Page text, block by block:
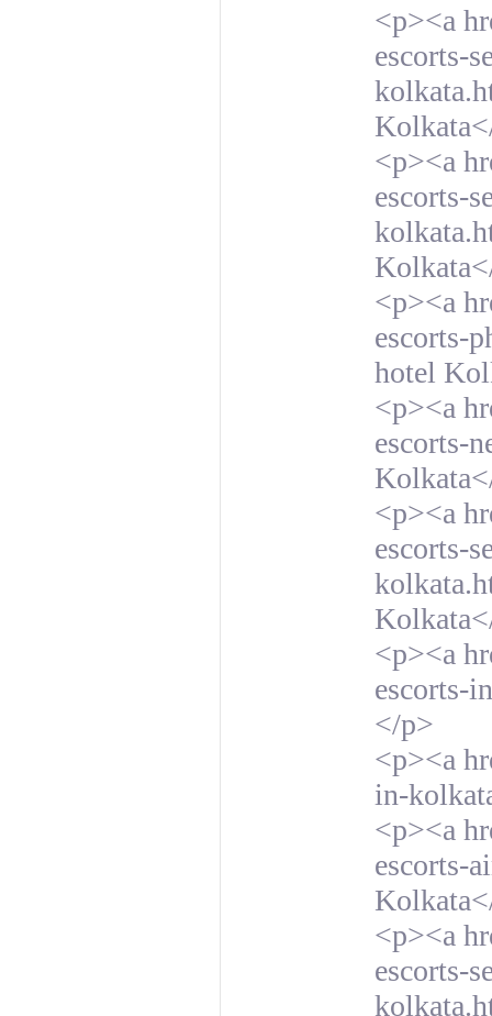
<p><a
escorts-
<p><a
escorts-
<p><a
escorts-
hotel
<p><a
escorts-
<p><a
escorts-
<p><a
escorts-
</p>
<p><a
in-
<p><a
escorts-
<p><a
escorts-